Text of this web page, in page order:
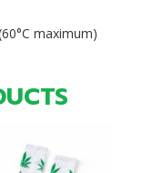
60°C maximum)